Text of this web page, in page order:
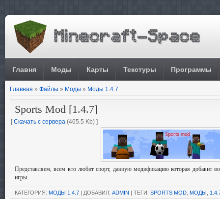
Главня Моды Карты Текстуры Программы
Главная » Файлы » Моды » Моды 1.4.7
Sports Mod [1.4.7]
[Скачать с сервера (465.5 Kb) ]
Представляем, всем кто любит спорт, данную модификацию которая добавит
игры.
КАТЕГОРИЯ: МОДЫ 1.4.7 | ДОБАВИЛ: ADMIN | ТЕГИ: SPORTS MOD МОДЫ